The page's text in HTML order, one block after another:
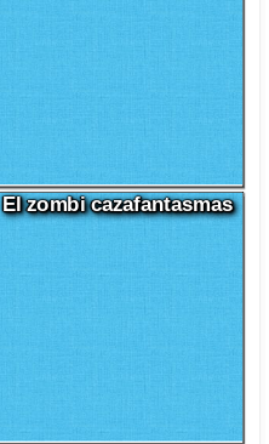
El zombi cazafantasmas